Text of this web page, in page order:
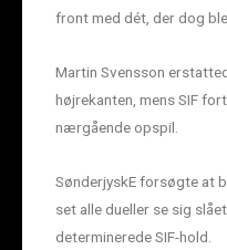
front med dét, der dog
Martin Svensson
højrekanten, mens SIF
nærgående opspil.
SønderjyskE forsøgte at
set alle dueller se sig
determinerede SIF-hold.